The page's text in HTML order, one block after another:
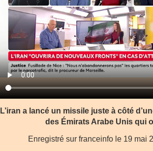
L’iran a lancé un missile juste à côté
des Émirats Arabe Unis qui
Enregistré sur franceinfo le 19 mai